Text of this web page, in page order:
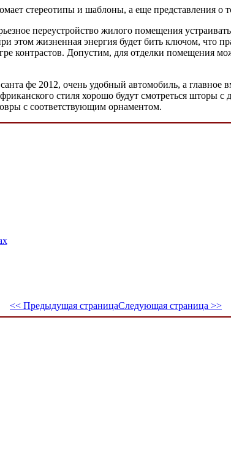
стереотипы и шаблоны, а еще представления о
переустройство жилого помещения
этом жизненная энергия будет бить ключом, что
контрастов. Допустим, для отделки помещения
фе 2012, очень удобный автомобиль, а главное
стиля хорошо будут смотреться
с соответствующим орнаментом.
<< Предыдущая страницаСледующая страница >>